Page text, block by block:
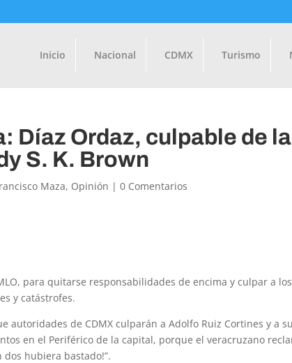
Inicio Nacional CDMX Turismo
Díaz Ordaz, culpable de
S. K. Brown
Maza, Opinión |0 Comentarios
para quitarse responsabilidades de encima y culpar a los
y catástrofes.
de CDMX culparán a Adolfo Ruiz Cortines y a su
en el Periférico de la capital, porque el veracruzano
dos hubiera bastado!”.